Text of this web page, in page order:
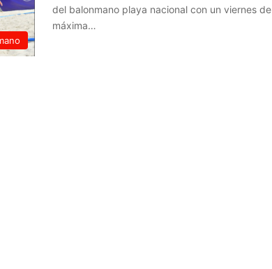
del balonmano playa nacional con un viernes de
máxima…